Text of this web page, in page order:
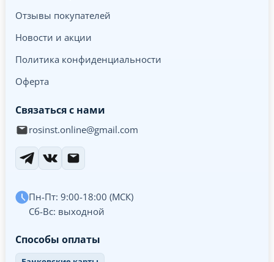
Отзывы покупателей
Новости и акции
Политика конфиденциальности
Оферта
Связаться с нами
rosinst.online@gmail.com
Пн-Пт: 9:00-18:00 (МСК)
Сб-Вс: выходной
Способы оплаты